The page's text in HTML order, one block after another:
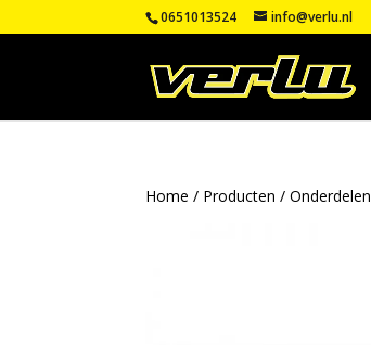
0651013524 info@verlu.nl
Home / Producten /Onderdelen